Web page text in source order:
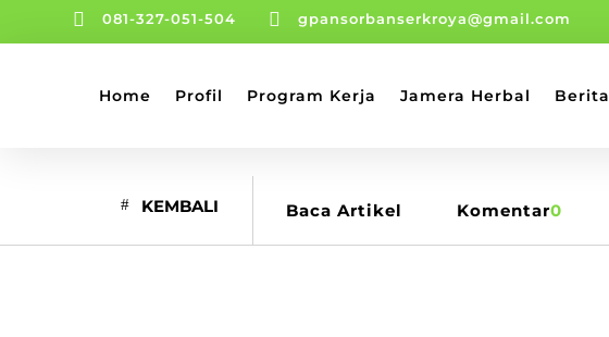
 081-327-051-504  gpansorbanserkroya@gmail.com
Home Profil Program Kerja Jamera Herbal Berita
KEMBALI Baca Artikel Komentar0